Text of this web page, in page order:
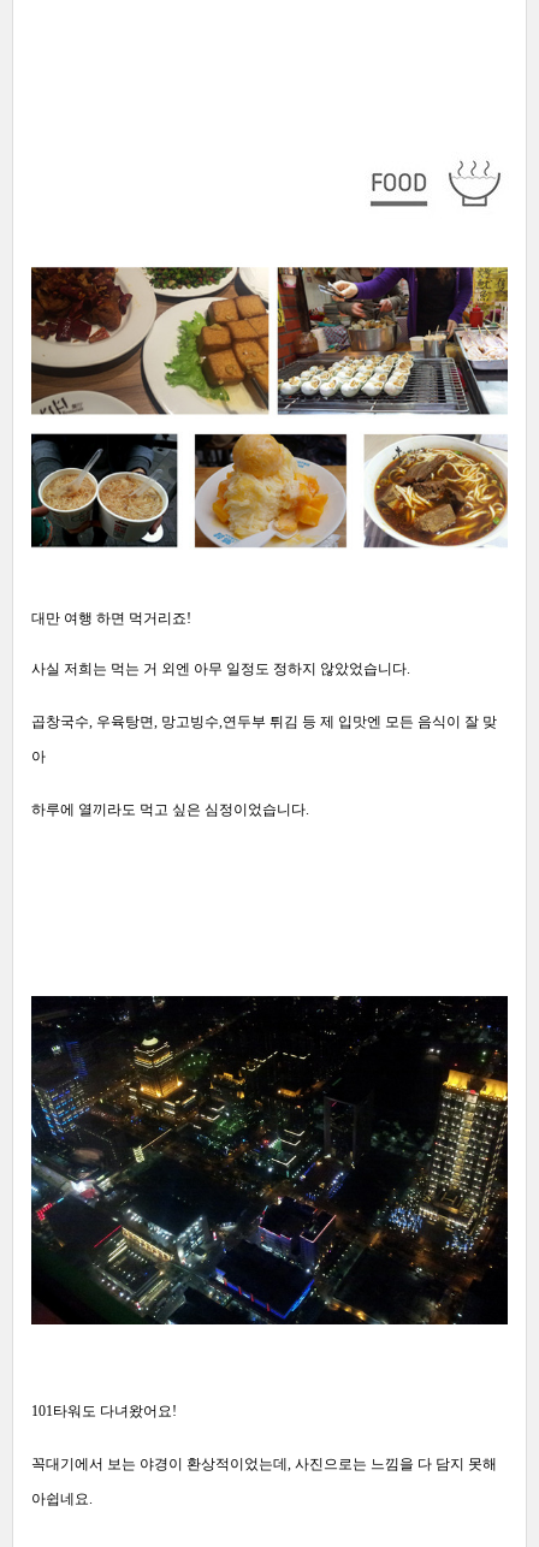
대만 여행 하면 먹거리죠!
사실 저희는 먹는 거 외엔 아무 일정도 정하지 않았었습니다.
곱창국수, 우육탕면, 망고빙수,연두부 튀김 등 제 입맛엔 모든 음식이 잘 맞
아
하루에 열끼라도 먹고 싶은 심정이었습니다.
101타워도 다녀왔어요!
꼭대기에서 보는 야경이 환상적이었는데, 사진으로는 느낌을 다 담지 못해
아쉽네요.